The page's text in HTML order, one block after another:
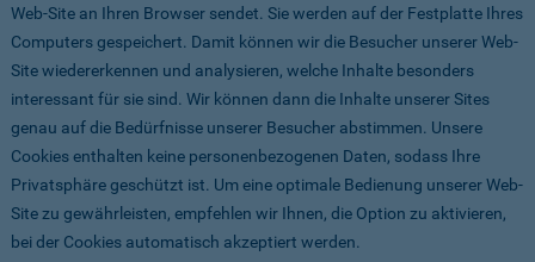
Web-Site an Ihren Browser sendet. Sie werden auf der Festplatte Ihres
Computers gespeichert. Damit können wir die Besucher unserer Web-
Site wiedererkennen und analysieren, welche Inhalte besonders
interessant für sie sind. Wir können dann die Inhalte unserer Sites
genau auf die Bedürfnisse unserer Besucher abstimmen. Unsere
Cookies enthalten keine personenbezogenen Daten, sodass Ihre
Privatsphäre geschützt ist. Um eine optimale Bedienung unserer Web-
Site zu gewährleisten, empfehlen wir Ihnen, die Option zu aktivieren,
bei der Cookies automatisch akzeptiert werden.